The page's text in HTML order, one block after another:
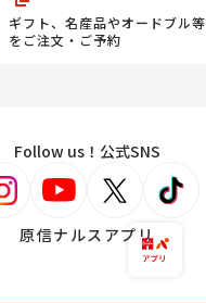
ギフト、名産品やオードブル等
をご注文・ご予約
Follow us！公式SNS
原信ナルスアプリ